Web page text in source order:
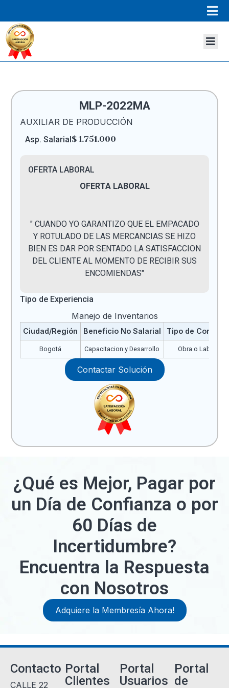
MLP-2022MA
AUXILIAR DE PRODUCCIÓN
Asp. Salarial$ 1.751.000
OFERTA LABORAL
OFERTA LABORAL
" CUANDO YO GARANTIZO QUE EL EMPACADO
Y ROTULADO DE LAS MERCANCIAS SE HIZO
BIEN ES DAR POR SENTADO LA SATISFACCION
DEL CLIENTE AL MOMENTO DE RECIBIR SUS
ENCOMIENDAS"
Tipo de Experiencia
Manejo de Inventarios
Ciudad/Región Beneficio No Salarial Tipo de Contrato
Bogotá Capacitacion y Desarrollo Obra o Labor
Contactar Solución
¿Qué es Mejor, Pagar por
un Día de Confianza o por
60 Días de
Incertidumbre?
Encuentra la Respuesta
con Nosotros
Adquiere la Membresía Ahora!
Contacto
CALLE 22
Portal
Clientes
Portal
Usuarios
Portal
de